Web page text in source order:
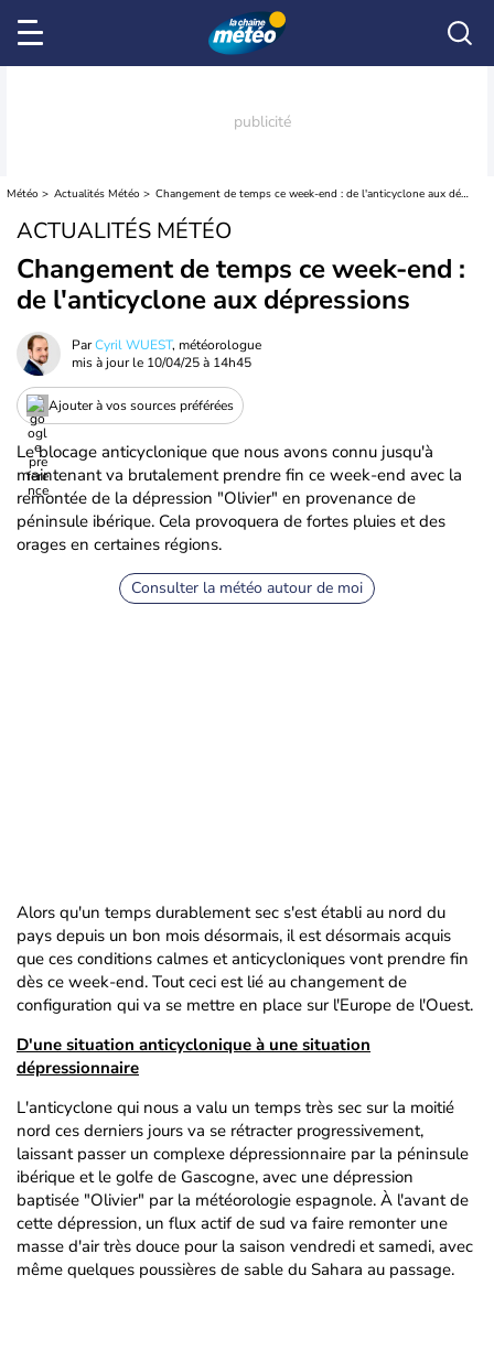
Météo Actualités Météo Changement de temps ce week-end : de l'anticyclone aux dépressions
ACTUALITÉS MÉTÉO
Changement de temps ce week-end :
de l'anticyclone aux dépressions
ParCyril WUEST, météorologue
mis à jour le 10/04/25 à 14h45
Ajouter à vos sources préférées
Le blocage anticyclonique que nous avons connu jusqu'à
maintenant va brutalement prendre fin ce week-end avec la
remontée de la dépression "Olivier" en provenance de
péninsule ibérique. Cela provoquera de fortes pluies et des
orages en certaines régions.
Consulter la météo autour de moi
Alors qu'un temps durablement sec s'est établi au nord du
pays depuis un bon mois désormais, il est désormais acquis
que ces conditions calmes et anticycloniques vont prendre fin
dès ce week-end. Tout ceci est lié au changement de
configuration qui va se mettre en place sur l'Europe de l'Ouest.
D'une situation anticyclonique à une situation
dépressionnaire
L'anticyclone qui nous a valu un temps très sec sur la moitié
nord ces derniers jours va se rétracter progressivement,
laissant passer un complexe dépressionnaire par la péninsule
ibérique et le golfe de Gascogne, avec une dépression
baptisée "Olivier" par la météorologie espagnole. À l'avant de
cette dépression, un flux actif de sud va faire remonter une
masse d'air très douce pour la saison vendredi et samedi, avec
même quelques poussières de sable du Sahara au passage.